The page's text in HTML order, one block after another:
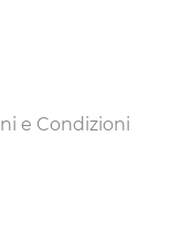
e Condizioni